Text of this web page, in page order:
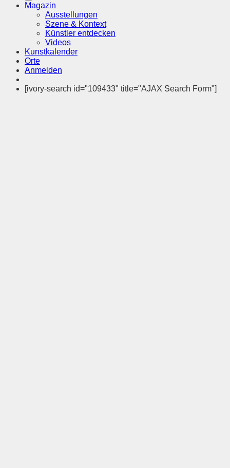
Magazin
Ausstellungen
Szene & Kontext
Künstler entdecken
Videos
Kunstkalender
Orte
Anmelden
[ivory-search id="109433" title="AJAX Search Form"]